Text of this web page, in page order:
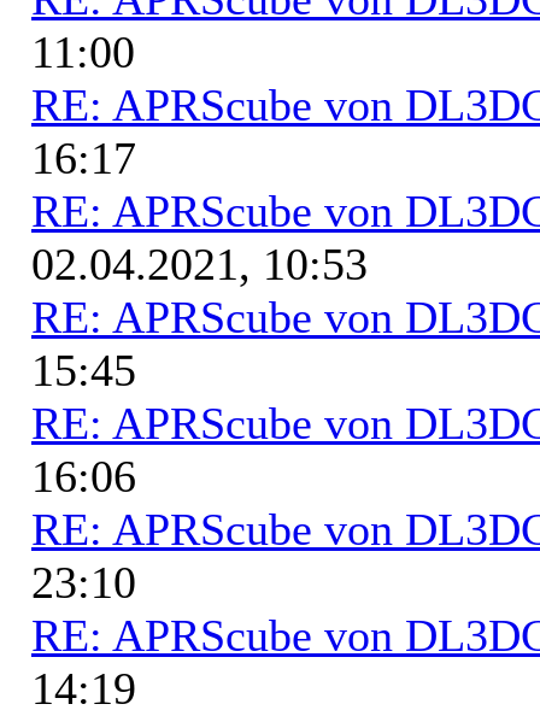
11:00
RE: APRScube von
16:17
RE: APRScube von
02.04.2021, 10:53
RE: APRScube von
15:45
RE: APRScube von
16:06
RE: APRScube von
23:10
RE: APRScube von
14:19